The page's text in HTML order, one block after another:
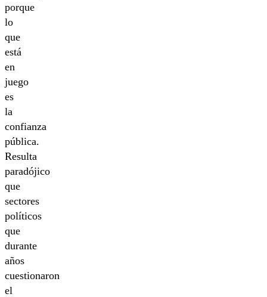
porque
lo
que
está
en
juego
es
la
confianza
pública.
Resulta
paradójico
que
sectores
políticos
que
durante
años
cuestionaron
el